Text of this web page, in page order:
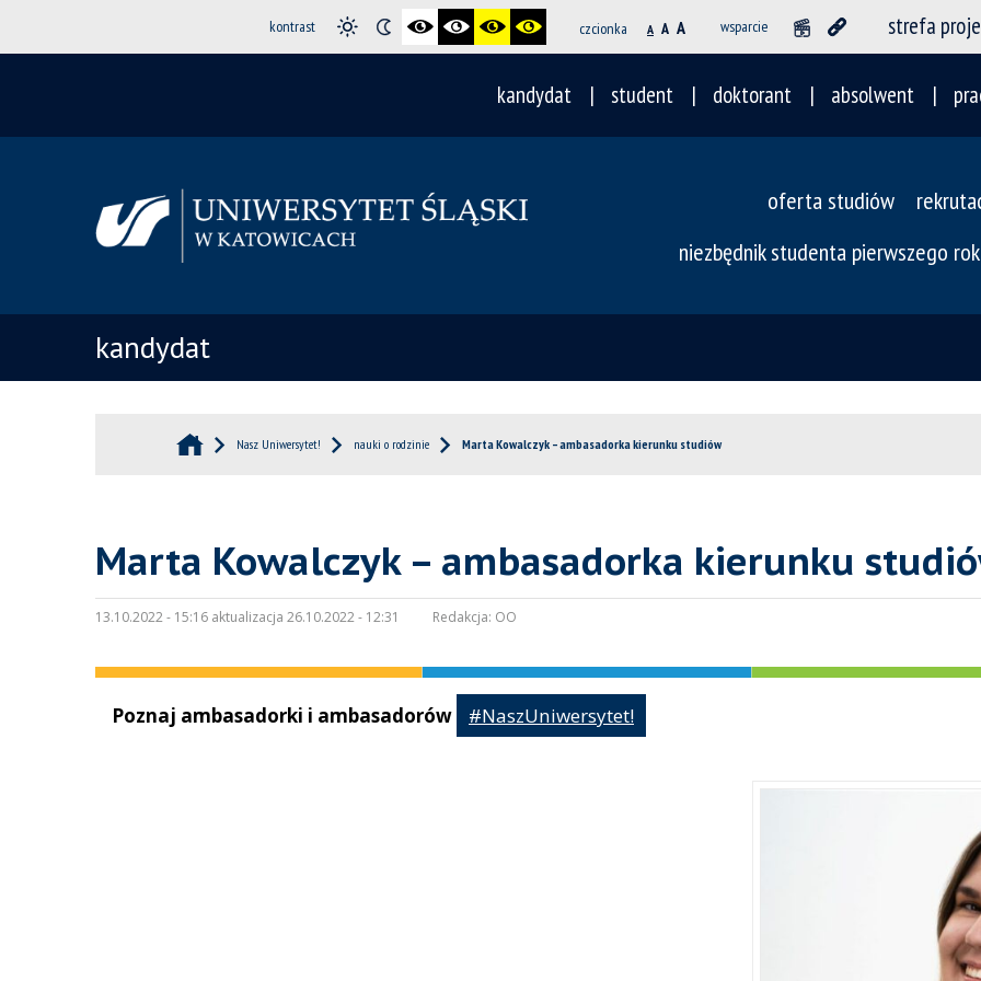
kontrast czcionka A A A wsparcie strefa
kandydat student doktorant absolwent
oferta studiów
niezbędnik studenta pierwszego
kandydat
Nasz Uniwersytet! nauki o rodzinie Marta Kowalczyk – ambasadorka kierunku studiów
Marta Kowalczyk – ambasadorka kierunku
13.10.2022 - 15:16 aktualizacja 26.10.2022 - 12:31 Redakcja: OO
Poznaj ambasadorki i ambasadorów #NaszUniwersytet!